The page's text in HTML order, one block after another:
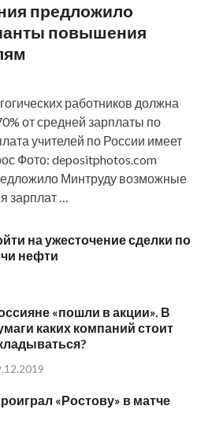
предложило
повышения
работников должна
от средней зарплаты по
учителей по России имеет
Фото: depositphotos.com
Минтруду возможные
зарплат …
на ужесточение сделки по
нефти
«пошли в акции». В
каких компаний стоит
«Ростову» в матче